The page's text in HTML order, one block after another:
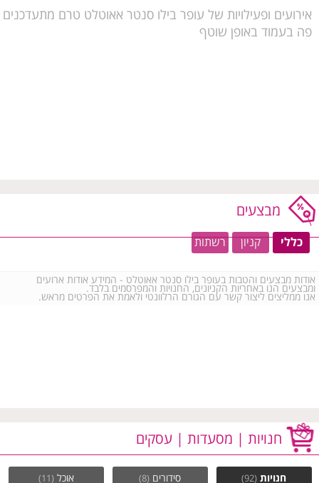
קניון אמריקן סיטי (רחובות)
מתחם קניות גלובוס סנטר
אשקלון
מתחם קניות מרינה מול
אירועים ופעילויות של עופר בילו סנטר אאוטלט טרם מתעדכנים
פה בעמוד באופן שוטף
מבצעים
כללי קניון רשתות
אודות מבצעים והטבות בעופר בילו סנטר אאוטלט - המידע אודות ארועים
ומבצעים הנו באחריות הקניונים, החנויות והמפרסמים בלבד.
אנו ממליצים ליצור קשר עם הגורם הרלוונטי ולאמת את הפרטים מראש.
חנויות | מסעדות | עסקים
חנויות (92) סידורים (8) אוכל(11)